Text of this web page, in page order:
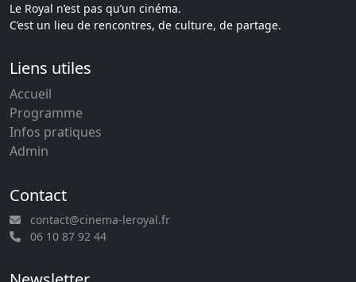
Le Royal n’est pas qu’un cinéma.
C’est un lieu de rencontres, de culture, de partage.
Liens utiles
Accueil
Programme
Infos pratiques
Admin
Contact
contact@cinema-leroyal.fr
06 10 87 92 44